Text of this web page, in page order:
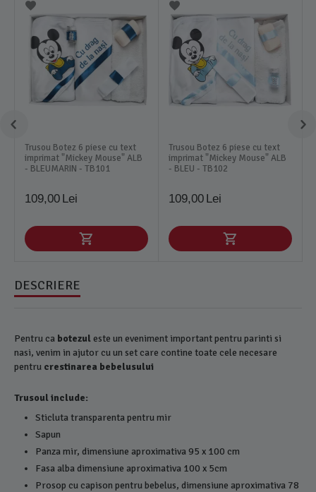
Trusou Botez 6 piese cu text
imprimat "Mickey Mouse" ALB
- BLEUMARIN - TB101
109,00 Lei
Trusou Botez 6 piese cu text
imprimat "Mickey Mouse" ALB
- BLEU - TB102
109,00 Lei
DESCRIERE
Pentru ca botezuleste un eveniment important pentru parinti si
nasi, venim in ajutor cu un set care contine toate cele necesare
pentru crestinarea bebelusului
Trusoul include:
Sticluta transparenta pentru mir
Sapun
Panza mir, dimensiune aproximativa 95 x 100 cm
Fasa alba dimensiune aproximativa 100 x 5cm
Prosop cu capison pentru bebelus, dimensiune aproximativa 78